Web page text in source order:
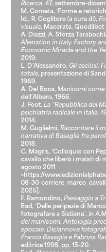
Ricerca, 47, settembre-
M. Cometa, ‘Forme e
Id., R. Coglitore (a cura di),
visuale, Macerata, Quodlibet
A. Diazzi, A. Sforza
Alienation in Italy. Factory
Economic Miracle and the
2019.
L. D’Alessandro, Gli esclusi.
totale, presentazione di
1969.
A. Del Boca, Manicomi come
dell’Albero, 1966.
J. Foot, La “Repubblica dei
psichiatria radicale in Italia,
2014.
M. Guglielmi, Raccontare il
narrativa di Basaglia fra
2018.
C. Magris, ‘Colloquio con
cavallo che liberò i malati di
agosto 2011
< https://
08-30-
2025].
F. Ramondino, Passaggio a
Ead, ‘Delle peripezie di
fotografare a Sistiana’, in
dei manicomi. Antologia
epocale. Diciannove
Franco Basaglia e Fabrizia
editrice 1998, pp. 15-20.